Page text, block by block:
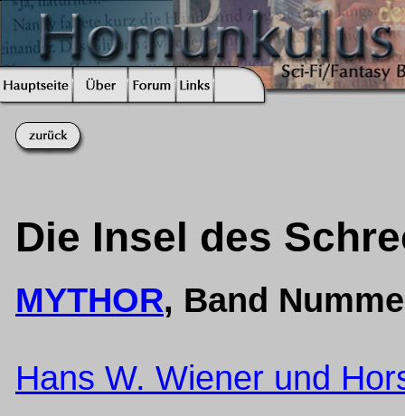
Die Insel des
MYTHOR, Band
Hans W. Wiener und